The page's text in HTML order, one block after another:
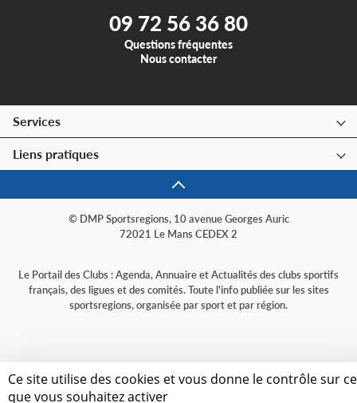
Ce site utilise des cookies et vous donne le contrôle sur
que vous souhaitez activer
09 72 56 36 80
Questions fréquentes
Nous contacter
Services
Liens pratiques
© DMP Sportsregions, 10 avenue Georges Auric
72021 Le Mans CEDEX 2
Le Portail des Clubs : Agenda, Annuaire et Actualités des clubs sportifs
français, des ligues et des comités. Toute l'info publiée sur les sites
sportsregions, organisée par sport et par région.